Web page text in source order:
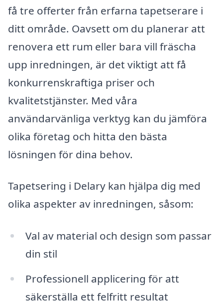
få tre offerter från erfarna tapetserare i
ditt område. Oavsett om du planerar att
renovera ett rum eller bara vill fräscha
upp inredningen, är det viktigt att få
konkurrenskraftiga priser och
kvalitetstjänster. Med våra
användarvänliga verktyg kan du jämföra
olika företag och hitta den bästa
lösningen för dina behov.
Tapetsering i Delary kan hjälpa dig med
olika aspekter av inredningen, såsom:
Val av material och design som passar
din stil
Professionell applicering för att
säkerställa ett felfritt resultat